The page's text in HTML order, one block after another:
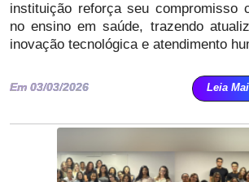
instituição reforça seu compromisso
no ensino em saúde, trazendo
inovação tecnológica e atendimento
Em 03/03/2026 Leia